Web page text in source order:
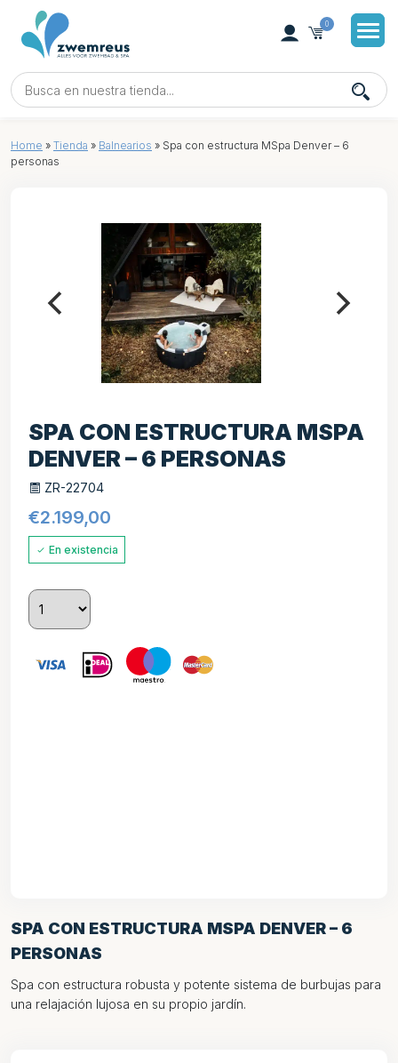
0
Home » Tienda » Balnearios » Spa con estructura MSpa Denver – 6
personas
SPA CON ESTRUCTURA MSPA DENVER – 6
PERSONAS
Spa con estructura robusta y potente sistema de burbujas para
una relajación lujosa en su propio jardín.
SPA CON ESTRUCTURA MSPA
DENVER – 6 PERSONAS
ZR-22704
€2.199,00
En existencia